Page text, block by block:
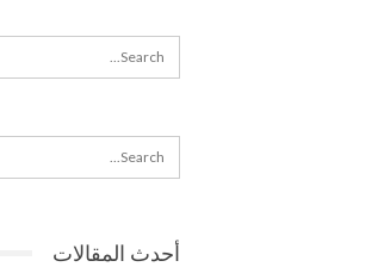
أحدث المقالات